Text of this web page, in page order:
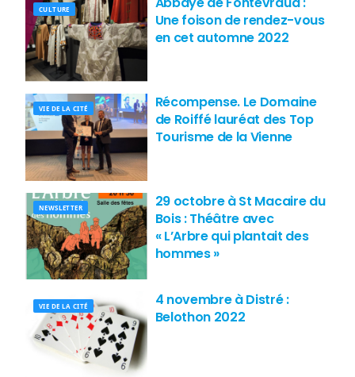
CULTURE
Une foison de rendez-vous
en cet automne 2022
VIE DE LA CITÉ
Récompense. Le Domaine
de Roiffé lauréat des Top
Tourisme de la Vienne
NEWSLETTER
29 octobre à St Macaire du
Bois : Théâtre avec
« L’Arbre qui plantait des
hommes »
VIE DE LA CITÉ
4 novembre à Distré :
Belothon 2022